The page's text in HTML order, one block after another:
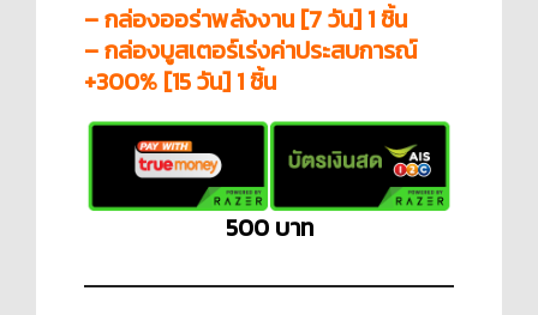
– กล่องออร่าพลังงาน [7 วัน] 1 ชิ้น
– กล่องบูสเตอร์เร่งค่าประสบการณ์
+300% [15 วัน] 1 ชิ้น
500 บาท